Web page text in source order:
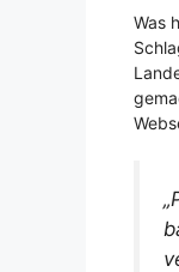
Was